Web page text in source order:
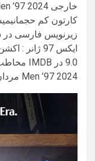
زیرنویس فارسی در
ایکس 97
Men ’97 2024 مردان ایکس 97 براتون مفید بوده باشه